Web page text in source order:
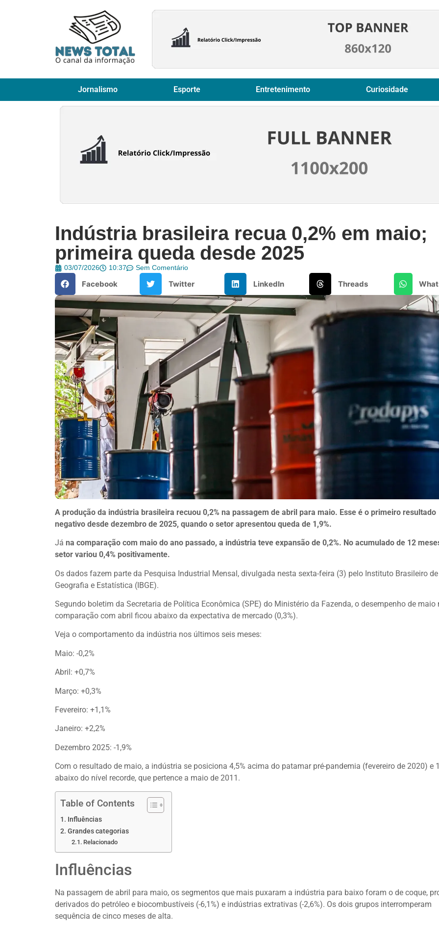
Jornalismo Esporte Entretenimento Curiosidade
Indústria brasileira recua 0,2% em maio;
primeira queda desde 2025
03/07/2026 10:37 Sem Comentário
Facebook Twitter LinkedIn Threads
A produção da indústria brasileira recuou 0,2% na passagem de abril para maio. Esse é o primeiro resultado
negativo desde dezembro de 2025, quando o setor apresentou queda de 1,9%.
Já na comparação com maio do ano passado, a indústria teve expansão de 0,2%. No acumulado de 12
setor variou 0,4% positivamente.
Os dados fazem parte da Pesquisa Industrial Mensal, divulgada nesta sexta-feira (3) pelo Instituto Brasileiro de
Geografia e Estatística (IBGE).
Segundo boletim da Secretaria de Política Econômica (SPE) do Ministério da Fazenda, o desempenho de maio
comparação com abril ficou abaixo da expectativa de mercado (0,3%).
Veja o comportamento da indústria nos últimos seis meses:
Maio: -0,2%
Abril: +0,7%
Março: +0,3%
Fevereiro: +1,1%
Janeiro: +2,2%
Dezembro 2025: -1,9%
Com o resultado de maio, a indústria se posiciona 4,5% acima do patamar pré-pandemia (fevereiro de 2020) e
abaixo do nível recorde, que pertence a maio de 2011.
Table of Contents
Influências
Grandes categorias
Relacionado
Influências
Na passagem de abril para maio, os segmentos que mais puxaram a indústria para baixo foram o de coque,
derivados do petróleo e biocombustíveis (-6,1%) e indústrias extrativas (-2,6%). Os dois grupos interromperam
sequência de cinco meses de alta.